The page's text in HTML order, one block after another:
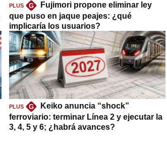
PLUS G
Fujimori propone eliminar ley
que puso en jaque peajes: ¿qué
implicaría los usuarios?
PLUS G
Keiko anuncia “shock”
ferroviario: terminar Línea 2 y ejecutar la
3, 4, 5 y 6; ¿habrá avances?